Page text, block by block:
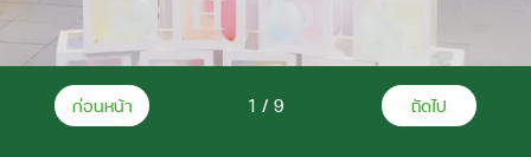
ก่อนหน้า 2 /9 ถัดไป